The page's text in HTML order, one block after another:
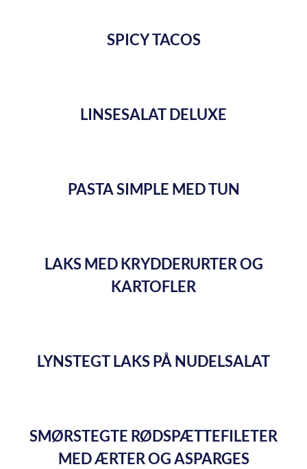
SPICY TACOS
LINSESALAT DELUXE
PASTA SIMPLE MED TUN
LAKS MED KRYDDERURTER OG
KARTOFLER
LYNSTEGT LAKS PÅ NUDELSALAT
SMØRSTEGTE RØDSPÆTTEFILETER
MED ÆRTER OG ASPARGES